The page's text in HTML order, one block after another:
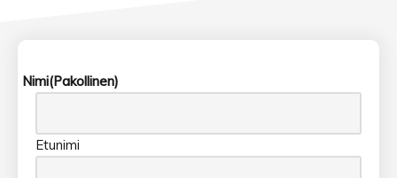
Nimi(Pakollinen)
Etunimi